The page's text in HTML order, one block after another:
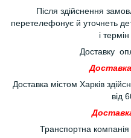
Після здійснення
перетелефонує й уточнеть
і
Доставку
Доставка містом Харків
від
Транспортна